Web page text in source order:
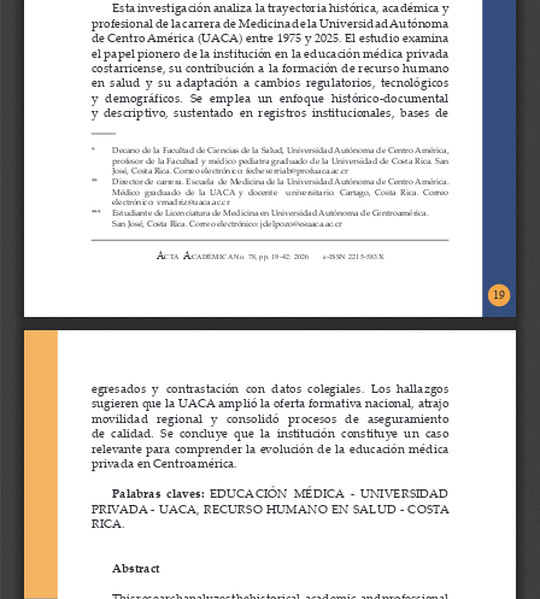
AC TA ACADÉMICA No. 78, pp. 19-42: 2026       e-ISSN 2215-583X
19
Esta investigación analiza la trayectoria histórica, académica y
profesional de la carrera de Medicina de la Universidad Autónoma
de Centro América (UACA) entre 1975 y 2025. El estudio examina
el papel pionero de la institución en la educación médica privada
costarricense, su contribución a la formación de recurso humano
en  salud  y  su  adaptación  a  cambios  regulatorios,  tecnológicos
y  demográficos.  Se  emplea  un  enfoque  histórico-documental
y  descriptivo,  sustentado  en  registros  institucionales,  bases  de
* Decano de la Facultad de Ciencias de la Salud, Universidad Autónoma de Centro América,
profesor de la Facultad y médico pediatra graduado de la Universidad de Costa Rica. San
José, Costa Rica. Correo electrónico: fecheverriab@profuaca.ac.cr
**
Director de carrera. Escuela  de Medicina de la Universidad Autónoma de Centro América.
Médico  graduado  de  la  UACA  y  docente    universitario.  Cartago,  Costa  Rica.  Correo
electrónico: vmadriz@uaca.ac.cr
***
Estudiante de Licenciatura de Medicina en Universidad Autónoma de Centroamérica.
San José, Costa Rica. Correo electrónico: jdelpozo@esuaca.ac.cr
egresados  y  contrastación  con  datos  colegiales.  Los  hallazgos
sugieren que la UACA amplió la oferta formativa nacional, atrajo
movilidad   regional   y   consolidó   procesos   de   aseguramiento
de  calidad.  Se  concluye  que  la  institución  constituye  un  caso
relevante  para  comprender  la  evolución  de  la  educación  médica
privada en Centroamérica.
Palabras  claves:
  EDUCACIÓN  MÉDICA  -  UNIVERSIDAD
PRIVADA - UACA, RECURSO HUMANO EN SALUD - COSTA
RICA.
Abstract